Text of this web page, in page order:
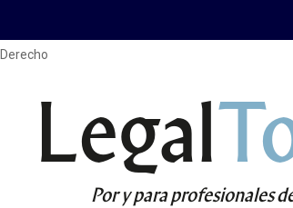
Legal
Por y para profesionales